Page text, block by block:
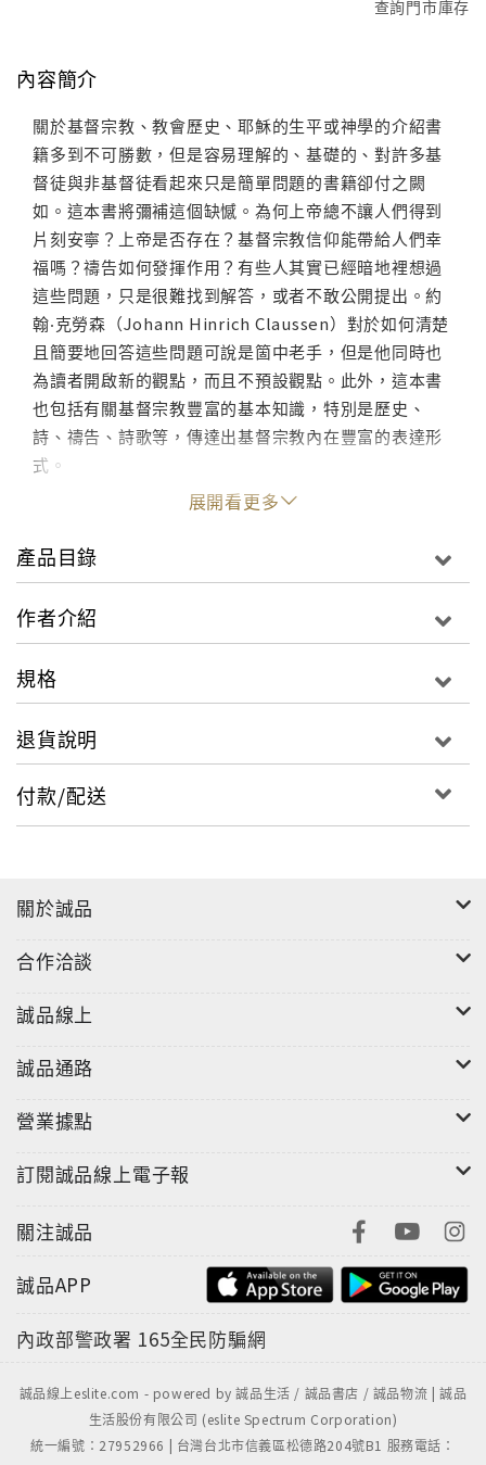
查詢門市庫存
內容簡介
關於基督宗教、教會歷史、耶穌的生平或神學的介紹書
籍多到不可勝數，但是容易理解的、基礎的、對許多基
督徒與非基督徒看起來只是簡單問題的書籍卻付之闕
如。這本書將彌補這個缺憾。為何上帝總不讓人們得到
片刻安寧？上帝是否存在？基督宗教信仰能帶給人們幸
福嗎？禱告如何發揮作用？有些人其實已經暗地裡想過
這些問題，只是很難找到解答，或者不敢公開提出。約
翰‧克勞森（Johann Hinrich Claussen）對於如何清楚
且簡要地回答這些問題可說是箇中老手，但是他同時也
為讀者開啟新的觀點，而且不預設觀點。此外，這本書
也包括有關基督宗教豐富的基本知識，特別是歷史、
詩、禱告、詩歌等，傳達出基督宗教內在豐富的表達形
式。
展開看更多
產品目錄
作者介紹
規格
退貨說明
付款/配送
關於誠品
合作洽談
誠品線上
誠品通路
營業據點
訂閱誠品線上電子報
關注誠品
誠品APP
內政部警政署 165全民防騙網
誠品線上eslite.com - powered by 誠品生活 / 誠品書店 / 誠品物流 | 誠品
生活股份有限公司 (eslite Spectrum Corporation)
統一編號：27952966 | 台灣台北市信義區松德路204號B1 服務電話：